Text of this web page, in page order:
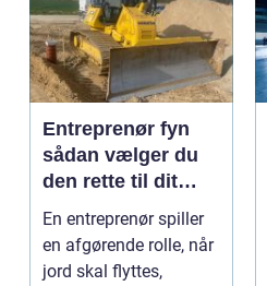
Entreprenør fyn
sådan vælger du
den rette til dit
projekt
En entreprenør spiller
en afgørende rolle, når
jord skal flyttes,